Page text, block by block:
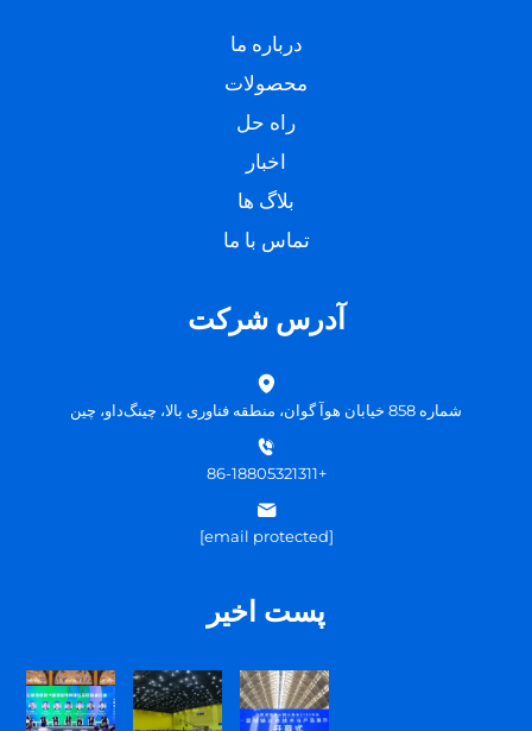
درباره ما
محصولات
راه حل
اخبار
بلاگ ها
تماس با ما
آدرس شرکت
شماره 858 خیابان هوآ گوان، منطقه فناوری بالا، چینگ‌داو، چین
+86-18805321311
[email protected]
پست اخیر